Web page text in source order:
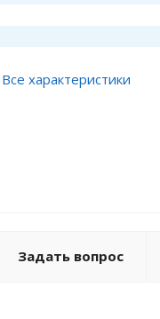
Все характеристики
Задать вопрос